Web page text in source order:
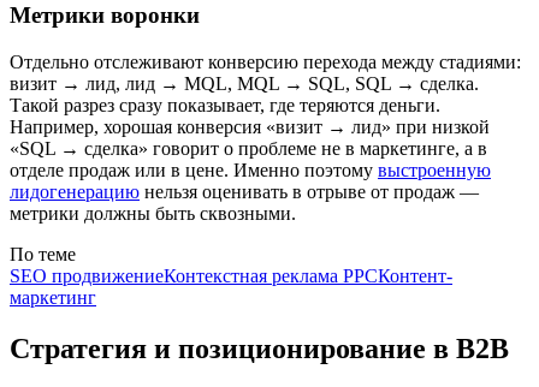
Метрики воронки
Отдельно отслеживают конверсию перехода между стадиями:
визит → лид, лид → MQL, MQL → SQL, SQL → сделка.
Такой разрез сразу показывает, где теряются деньги.
Например, хорошая конверсия «визит → лид» при низкой
«SQL → сделка» говорит о проблеме не в маркетинге, а в
отделе продаж или в цене. Именно поэтому выстроенную
лидогенерацию нельзя оценивать в отрыве от продаж —
метрики должны быть сквозными.
По теме
SEO продвижениеКонтекстная реклама PPCКонтент-
маркетинг
Стратегия и позиционирование в B2B